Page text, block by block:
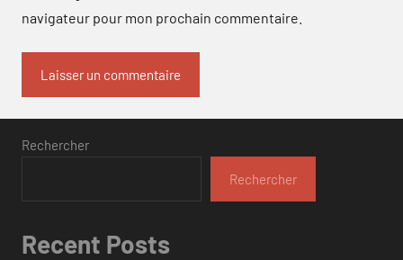
navigateur pour mon prochain commentaire.
Rechercher
Rechercher
Recent Posts